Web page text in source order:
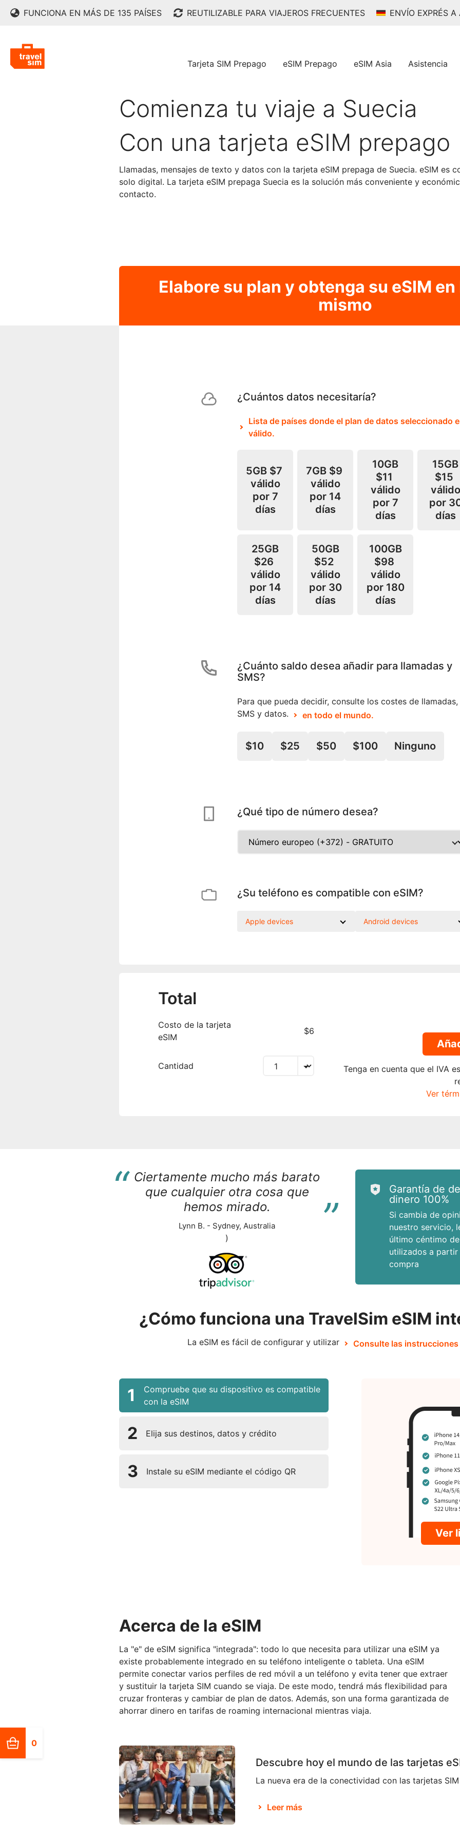
FUNCIONA EN MÁS DE 135 PAÍSES REUTILIZABLE PARA VIAJEROS FRECUENTES ENVÍO EXPRÉS
Tarjeta SIM Prepago eSIM Prepago eSIM Asia Asistencia
0
Comienza tu viaje a Suecia
Con una tarjeta eSIM prepago
Llamadas, mensajes de texto y datos con la tarjeta eSIM prepaga de Suecia. eSIM es
solo digital. La tarjeta eSIM prepaga Suecia es la solución más conveniente y
contacto.
Elabore su plan y obtenga su eSIM
mismo
¿Cuántos datos necesitaría?
Lista de países donde el plan de datos seleccionado
válido.
5GB $7
válido
por 7
días
7GB $9
válido
por 14
días
10GB
$11
válido
por 7
días
15GB
$15
válido
por
días
25GB
$26
válido
por 14
días
50GB
$52
válido
por 30
días
100GB
$98
válido
por 180
días
¿Cuánto saldo desea añadir para llamadas y
SMS?
Para que pueda decidir, consulte los costes de llamadas,
SMS y datos.
en todo el mundo.
$10 $25 $50 $100 Ninguno
¿Qué tipo de número desea?
¿Su teléfono es compatible con eSIM?
Apple devices Android devices
Total
Costo de la tarjeta
eSIM
$6
Cantidad
Tenga en cuenta que el IVA
Ver
“ Ciertamente mucho más barato
que cualquier otra cosa que
hemos mirado.
“
Lynn B. - Sydney, Australia
)
Garantía de
dinero 100%
Si cambia de
nuestro servicio,
último céntimo
utilizados a partir
compra
¿Cómo funciona una TravelSim eSIM
La eSIM es fácil de configurar y utilizar Consulte las
1
Compruebe que su dispositivo es compatible
con la eSIM
2 Elija sus destinos, datos y crédito
3 Instale su eSIM mediante el código QR
Ver
Acerca de la eSIM
La "e" de eSIM significa "integrada": todo lo que necesita para utilizar una eSIM ya
existe probablemente integrado en su teléfono inteligente o tableta. Una eSIM
permite conectar varios perfiles de red móvil a un teléfono y evita tener que extraer
y sustituir la tarjeta SIM cuando se viaja. De este modo, tendrá más flexibilidad para
cruzar fronteras y cambiar de plan de datos. Además, son una forma garantizada de
ahorrar dinero en tarifas de roaming internacional mientras viaja.
Descubre hoy el mundo de las tarjetas
Leer más